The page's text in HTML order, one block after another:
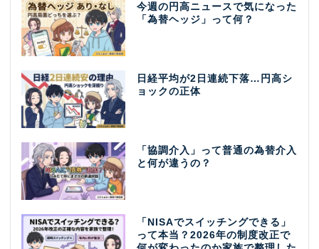
今週の円高ニュースで気になった
「為替ヘッジ」って何？
日経平均が2日連続下落…円高シ
ョックの正体
「協調介入」って普通の為替介入
と何が違うの？
「NISAでスイッチングできる」
って本当？2026年の制度改正で